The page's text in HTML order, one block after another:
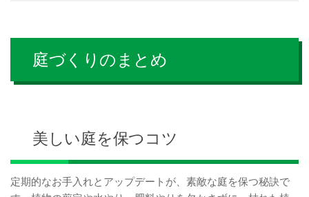
庭づくりのまとめ
美しい庭を保つコツ
定期的なお手入れとアップデートが、素敵な庭を保つ秘訣で